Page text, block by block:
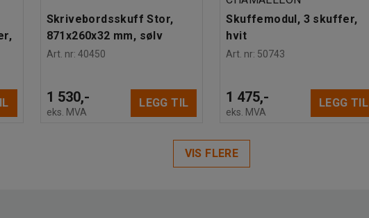
Skrivebordsskuff Stor,
871x260x32 mm, sølv
Art. nr: 40450
1 530,-
eks. MVA
LEGG TIL
Skuffemodul, 3 skuffer,
hvit
Art. nr: 50743
1 475,-
eks. MVA
LEGG TIL
VIS FLERE